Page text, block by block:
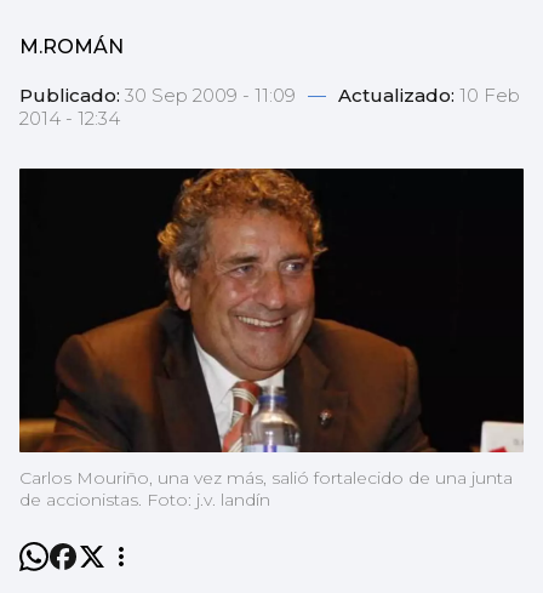
M.ROMÁN
Publicado: 30 Sep 2009 - 11:09 — Actualizado: 10 Feb
2014 - 12:34
Carlos Mouriño, una vez más, salió fortalecido de una junta
de accionistas. Foto: j.v. landín